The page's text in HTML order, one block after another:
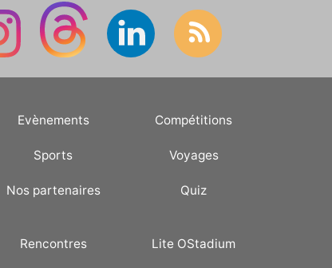
Evènements Compétitions
Sports Voyages
Nos partenaires Quiz
Rencontres Lite OStadium